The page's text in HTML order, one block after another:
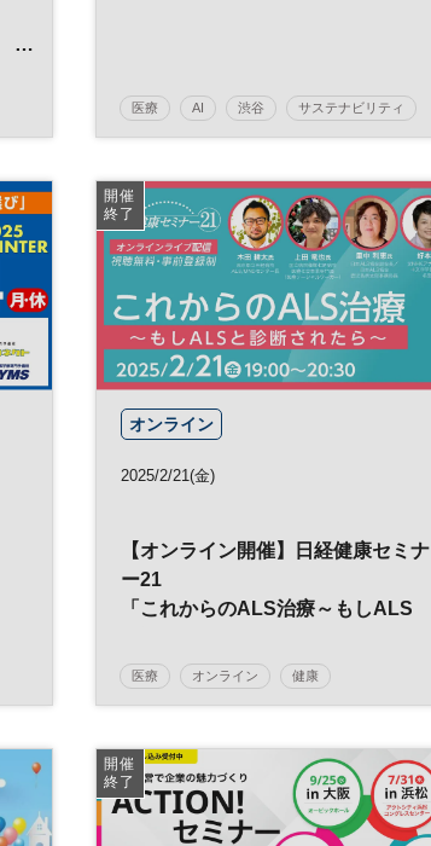
医療 AI 渋谷 サステナビリティ
IT SDGs テクノロジー 高齢化社会
参加無料
開催
終了
オンライン
2025/2/21(金)
【オンライン開催】日経健康セミナ
ー21
「これからのALS治療～もしALS
医療 オンライン 健康
介護 平日夜開催
開催
終了